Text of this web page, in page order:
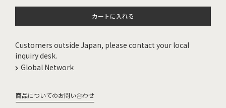
カートに入れる
Customers outside Japan, please contact your local
inquiry desk.
Global Network
商品についてのお問い合わせ